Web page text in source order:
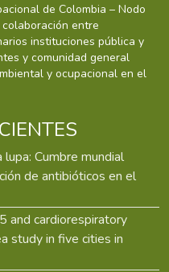
de Colombia – Nodo
entre
instituciones pública y
y comunidad general
y ocupacional en el
Cumbre mundial
de antibióticos en el
and cardiorespiratory
study in five cities in